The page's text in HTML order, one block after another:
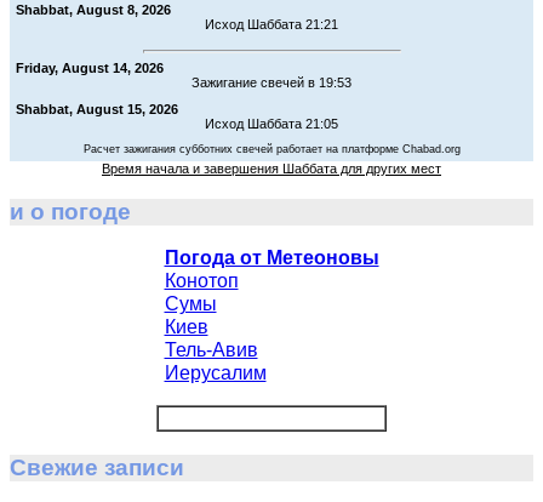
Shabbat, August 8, 2026
Исход Шаббата 21:21
Friday, August 14, 2026
Зажигание свечей в 19:53
Shabbat, August 15, 2026
Исход Шаббата 21:05
Расчет зажигания субботних свечей работает на платформе Chabad.org
Время начала и завершения Шаббата для других мест
и о погоде
Погода от Метеоновы
Конотоп
Сумы
Киев
Тель-Авив
Иерусалим
Свежие записи